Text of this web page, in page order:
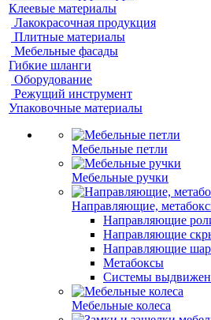
Клеевые материалы
Лакокрасочная продукция
Плитные материалы
Мебельные фасады
Гибкие шланги
Оборудование
Режущий инструмент
Упаковочные материалы
Мебельные петли
Мебельные ручки
Направляющие,
Направляющие
Направляющие
Направляющие
Метабоксы
Системы
Мебельные колеса